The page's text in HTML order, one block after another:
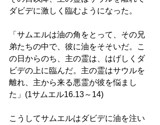
ダビデに激しく臨むようになった。
「サムエルは油の角をとって、その兄
弟たちの中で、彼に油をそそいだ。こ
の日からのち、主の霊は、はげしくダ
ビデの上に臨んだ。主の霊はサウルを
離れ、主から来る悪霊が彼を悩まし
た」(1サムエル16.13～14)
こうしてサムエルはダビデに油を注い